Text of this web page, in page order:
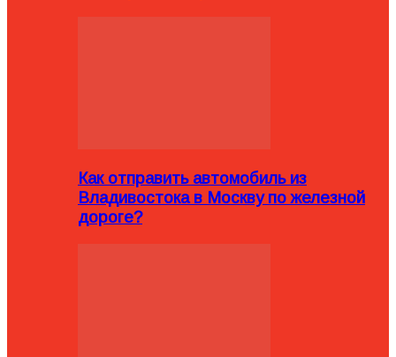
Как отправить автомобиль из
Владивостока в Москву по железной
дороге?